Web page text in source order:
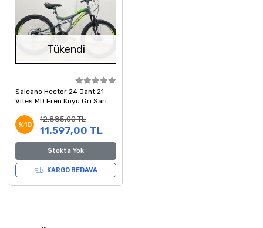
Tükendi
Salcano Hector 24 Jant 21
Vites MD Fren Koyu Gri Sarı
%10
12.885,00 TL
11.597,00 TL
Stokta Yok
KARGO BEDAVA